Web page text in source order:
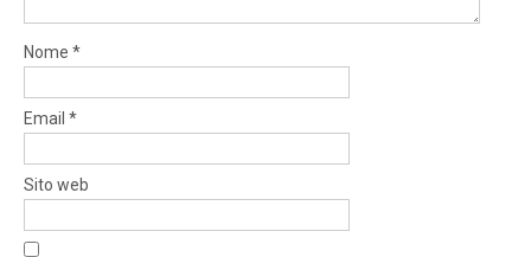
Nome *
Email *
Sito web